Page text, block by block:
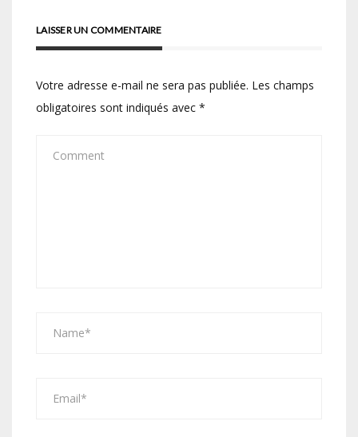
LAISSER UN COMMENTAIRE
Votre adresse e-mail ne sera pas publiée. Les champs
obligatoires sont indiqués avec *